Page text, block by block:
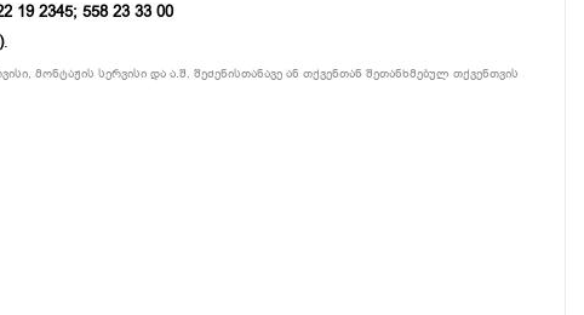
2345; 558 23 33 00
.
მონტაჟის სერვისი და ა.შ. შეძენისთანავე ან თქვენთან შეთანხმებულ თქვენთვის